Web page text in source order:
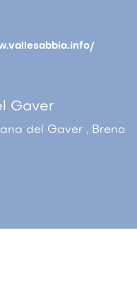
Gaver
del Gaver , Breno